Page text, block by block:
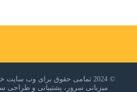
© 2024 تمامی حقوق برای وب سایت خودرودیلی محفوظ است.
میزبانی سرور، پشتیبانی و طراحی